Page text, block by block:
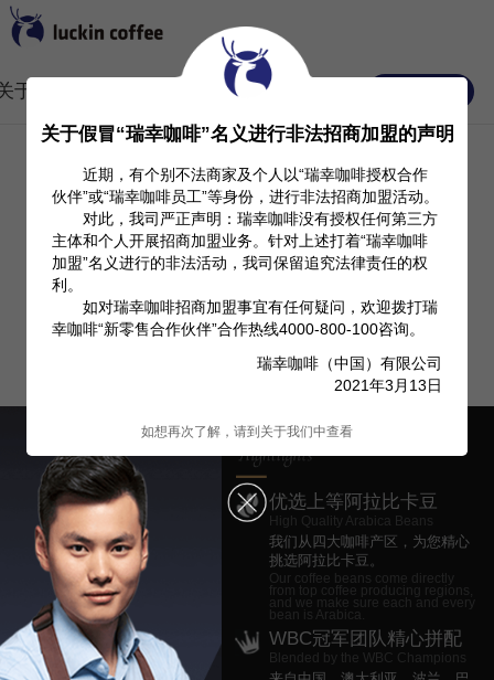
于我们 Investor Relation
优选上等阿拉比卡豆
High Quality Arabica Beans
我们从四大咖啡产区，为您精心
挑选阿拉比卡豆。
Our coffee beans come directly
from top coffee producing regions,
and we make sure each and every
bean is Arabica.
WBC冠军团队精心拼配
Blended by the WBC Champions
关于假冒“瑞幸咖啡”名义进行非法招商加盟的声明
近期，有个别不法商家及个人以“瑞幸咖啡授权合作
伙伴”或“瑞幸咖啡员工”等身份，进行非法招商加盟活动。
对此，我司严正声明：瑞幸咖啡没有授权任何第三方
主体和个人开展招商加盟业务。针对上述打着“瑞幸咖啡
加盟”名义进行的非法活动，我司保留追究法律责任的权
利。
如对瑞幸咖啡招商加盟事宜有任何疑问，欢迎拨打瑞
幸咖啡“新零售合作伙伴”合作热线4000-800-100咨询。
瑞幸咖啡（中国）有限公司
2021年3月13日
如想再次了解，请到关于我们中查看